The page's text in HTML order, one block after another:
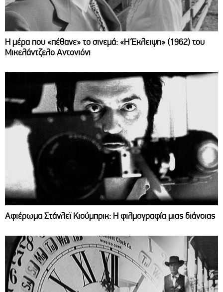
Η μέρα που «πέθανε» το σινεμά: «Η Έκλειψη» (1962) του
Μικελάντζελο Αντονιόνι
Αφιέρωμα Στάνλεϊ Κιούμπρικ: Η φιλμογραφία μιας διάνοιας